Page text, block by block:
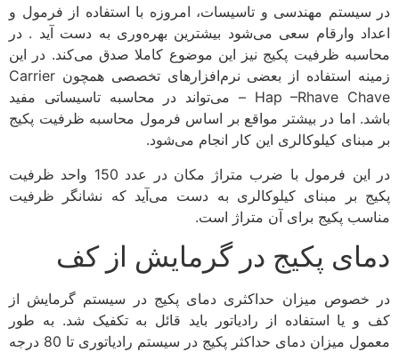
در سیستم مهندسی و تاسیسات، امروزه با استفاده از فرمول و
اعداد وارقام سعی می‌شود بیشترین بهره‌وری به دست آید . در
محاسبه ظرفیت پکیج نیز این موضوع کاملا صدق می‌کند. در این
زمینه استفاده از بعضی نرم‌افزارهای تخصصی همچون Carrier
Hap –Rhave Chave – می‌تواند در محاسبه تاسیساتی مفید
باشد. اما در بیشتر مواقع بر اساس فرمول محاسبه ظرفیت پکیج
بر مبنای کیلوکالری این کار انجام می‌شود.
در این فرمول با ضرب متراژ مکان در عدد 150 واحد ظرفیت
پکیج بر مبنای کیلوکالری به دست می‌آید که نشانگر ظرفیت
مناسب پکیج برای آن متراژ است.
دمای پکیج در گرمایش از کف
در خصوص میزان حداکثری دمای پکیج در سیستم گرمایش از
کف و یا استفاده از رادیاتور باید قائل به تکفیک شد. به طور
معمول میزان دمای حداکثر پکیج در سیستم رادیاتوری تا 80 درجه